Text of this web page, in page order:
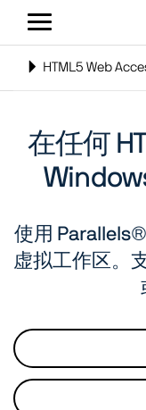
切
导
Toggle
HTML5 Web
在任何
使用
虚拟工作区。